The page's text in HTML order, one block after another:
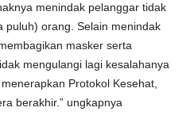
menindak pelanggar tidak
puluh) orang. Selain menindak
masker serta
mengulangi lagi kesalahanya
Protokol Kesehat,
berakhir.” ungkapnya